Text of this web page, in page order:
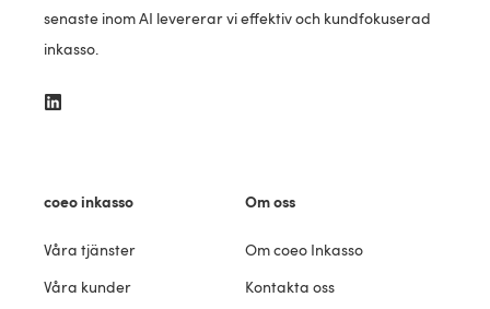
senaste inom AI levererar vi effektiv och kundfokuserad
inkasso.
coeo inkasso
Våra tjänster
Våra kunder
Om oss
Om coeo Inkasso
Kontakta oss